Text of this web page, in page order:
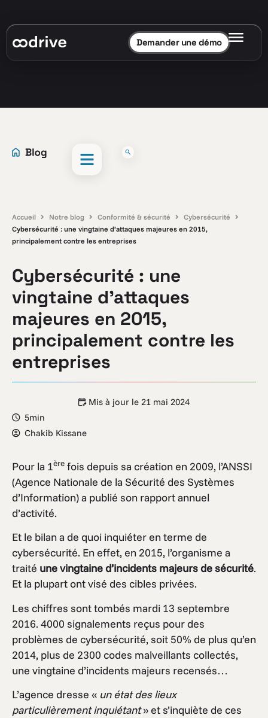
Demander une démo
Accueil Notre blog Conformité & sécurité
Cybersécurité
Cybersécurité : une vingtaine d’attaques majeures en 2015,
principalement contre les entreprises
Cybersécurité : une
vingtaine d’attaques
majeures en 2015,
principalement contre les
entreprises
Mis à jour le 21 mai 2024
5min
Chakib Kissane
Pour la 1ère fois depuis sa création en 2009, l’ANSSI
(Agence Nationale de la Sécurité des Systèmes
d’Information) a publié son rapport annuel
d’activité.
Et le bilan a de quoi inquiéter en terme de
cybersécurité. En effet, en 2015, l’organisme a
traité une vingtaine d’incidents majeurs de sécurité.
Et la plupart ont visé des cibles privées.
Les chiffres sont tombés mardi 13 septembre
2016. 4000 signalements reçus pour des
problèmes de cybersécurité, soit 50% de plus qu’en
2014, plus de 2300 codes malveillants collectés,
une vingtaine d’incidents majeurs recensés…
L’agence dresse « un état des lieux
particulièrement inquiétant» et s’inquiète de ces